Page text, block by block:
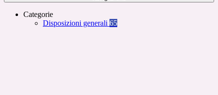
Categorie
Disposizioni generali 65